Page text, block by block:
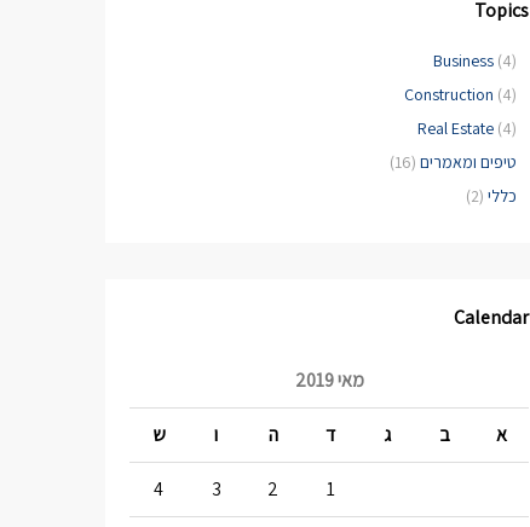
Topics
Business (4)
Construction (4)
Real Estate (4)
טיפים ומאמרים (16)
כללי (2)
Calendar
מאי 2019
א ב ג ד ה ו ש
1
2
3
4